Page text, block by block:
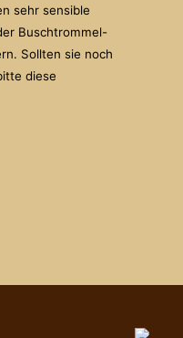
sehr sensible
Buschtrommel-
Sollten sie noch
diese